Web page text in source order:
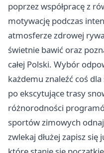
poprzez współpracę z
motywację podczas
atmosferze zdrowej
świetnie bawić oraz
całej Polski. Wybór
każdemu znaleźć coś
po ekscytujące trasy
różnorodności
sportów zimowych
zwlekaj dłużej zapisz się